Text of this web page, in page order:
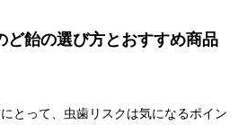
ど飴の選び方とおすすめ商品
とって、虫歯リスクは気になるポイン